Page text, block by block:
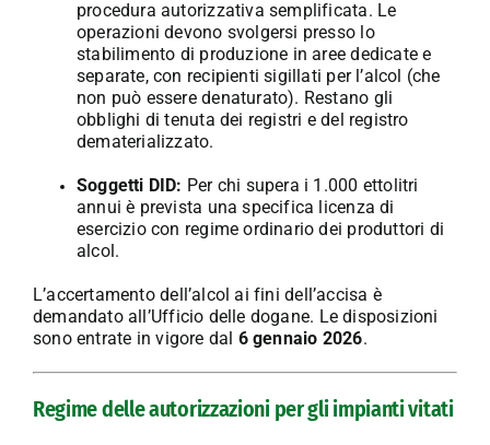
procedura autorizzativa semplificata. Le
operazioni devono svolgersi presso lo
stabilimento di produzione in aree dedicate e
separate, con recipienti sigillati per l’alcol (che
non può essere denaturato). Restano gli
obblighi di tenuta dei registri e del registro
dematerializzato.
Soggetti DID: Per chi supera i 1.000 ettolitri
annui è prevista una specifica licenza di
esercizio con regime ordinario dei produttori di
alcol.
L’accertamento dell’alcol ai fini dell’accisa è
demandato all’Ufficio delle dogane. Le disposizioni
sono entrate in vigore dal 6 gennaio 2026.
Regime delle autorizzazioni per gli impianti vitati